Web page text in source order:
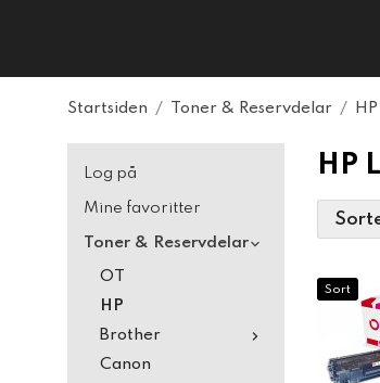
Startsiden / Toner & Reservdelar / HP
Log på
Mine favoritter
Toner & Reservdelar
OT
HP
Brother
Canon
HP
Sort